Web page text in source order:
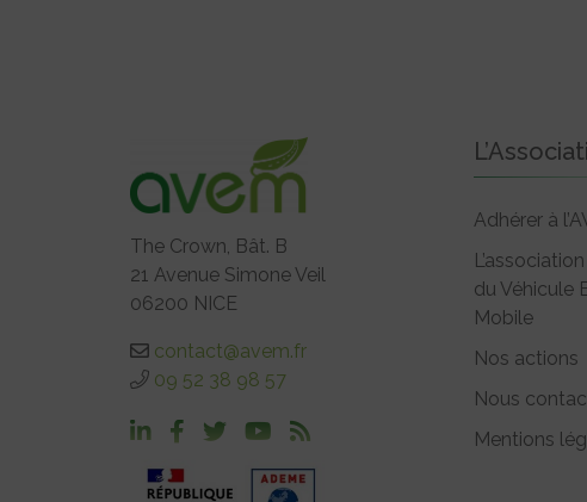
The Crown, Bât. B
21 Avenue Simone Veil
06200 NICE
contact@avem.fr
09 52 38 98 57
Adhérer à
du Véhicule
Mobile
Nos actions
Nous
Mentions